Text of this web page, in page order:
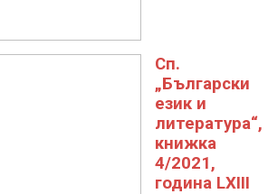
Сп.
„Български
език и
литература“,
книжка
4/2021,
година LXIII